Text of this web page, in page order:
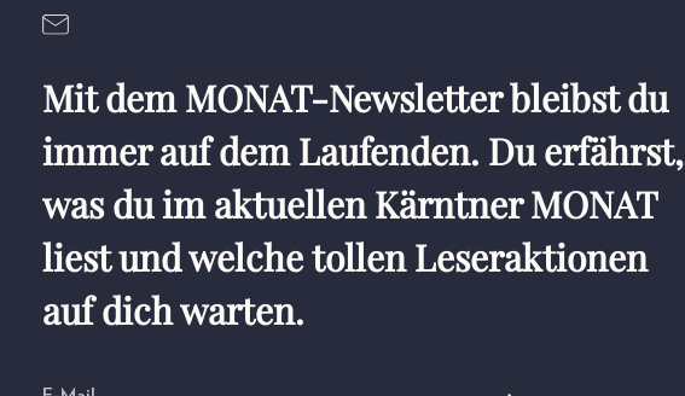
Mit dem MONAT-Newsletter bleibst du
immer auf dem Laufenden. Du erfährst,
was du im aktuellen Kärntner MONAT
liest und welche tollen Leseraktionen
auf dich warten.